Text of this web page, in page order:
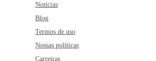
Notícias
Blog
Termos de uso
Nossas políticas
Carreiras